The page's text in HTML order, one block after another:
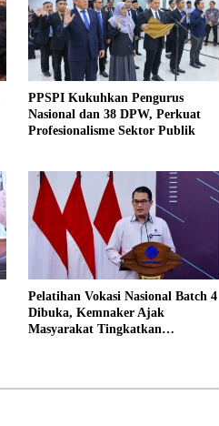
PPSPI Kukuhkan Pengurus
Nasional dan 38 DPW, Perkuat
Profesionalisme Sektor Publik
Pelatihan Vokasi Nasional Batch 4
Dibuka, Kemnaker Ajak
Masyarakat Tingkatkan